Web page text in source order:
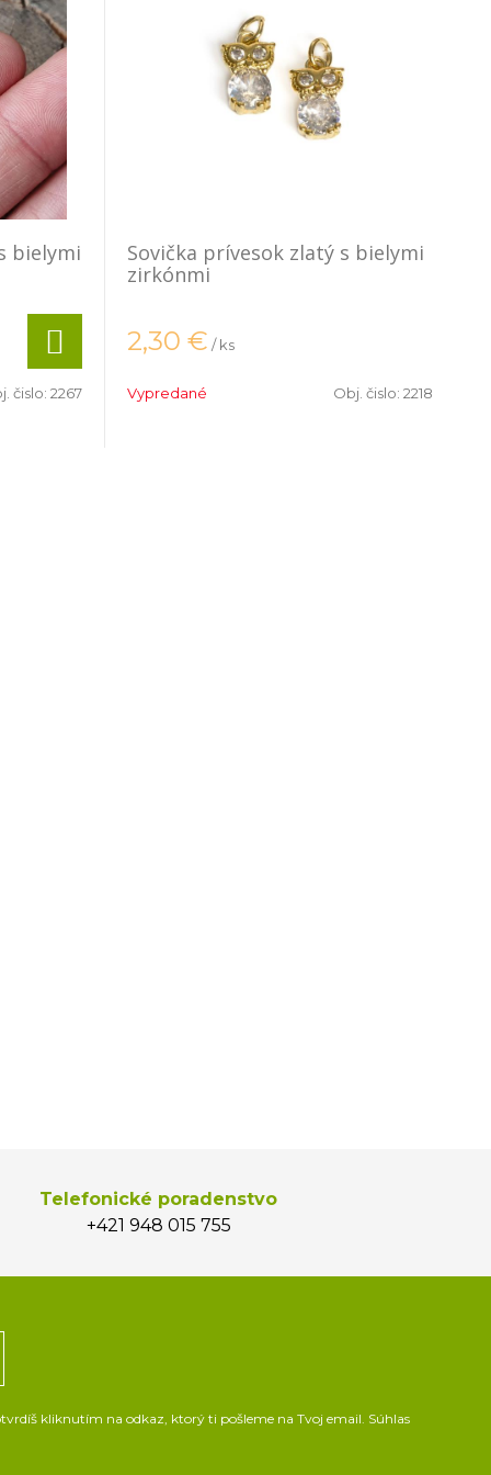
bielymi
čislo: 2267
Sovička prívesok zlatý s bielymi
zirkónmi
2,30 € / ks
Vypredané Obj. čislo: 2218
Telefonické poradenstvo
+421 948 015 755
kliknutím na odkaz, ktorý ti pošleme na Tvoj email. Súhlas